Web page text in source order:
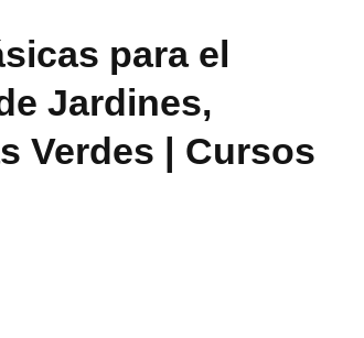
para el
Jardines,
Verdes | Cursos